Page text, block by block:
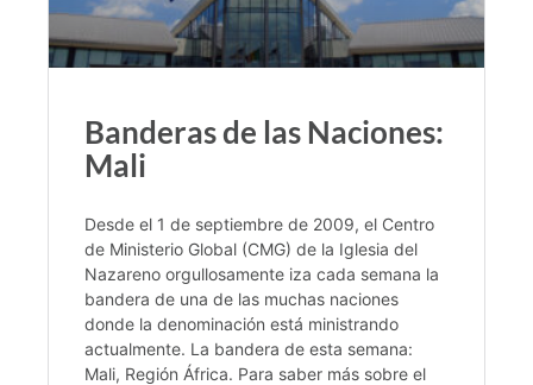
Banderas de las Naciones:
Mali
Desde el 1 de septiembre de 2009, el Centro
de Ministerio Global (CMG) de la Iglesia del
Nazareno orgullosamente iza cada semana la
bandera de una de las muchas naciones
donde la denominación está ministrando
actualmente. La bandera de esta semana:
Mali, Región África. Para saber más sobre el